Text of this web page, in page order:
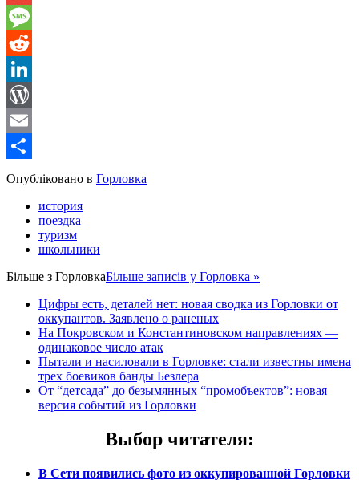
Gmail
Message
Reddit
LinkedIn
WordPress
Email
Share
Опубліковано в Горловка
история
поездка
туризм
школьники
Більше з ГорловкаБільше записів у Горловка »
Цифры есть, деталей нет: новая сводка из Горловки от
оккупантов. Заявлено о раненых
На Покровском и Константиновском направлениях —
одинаковое число атак
Пытали и насиловали в Горловке: стали известны имена
трех боевиков банды Безлера
От “детсада” до безымянных “промобъектов”: новая
версия событий из Горловки
Выбор читателя:
В Сети появились фото из оккупированной Горловки